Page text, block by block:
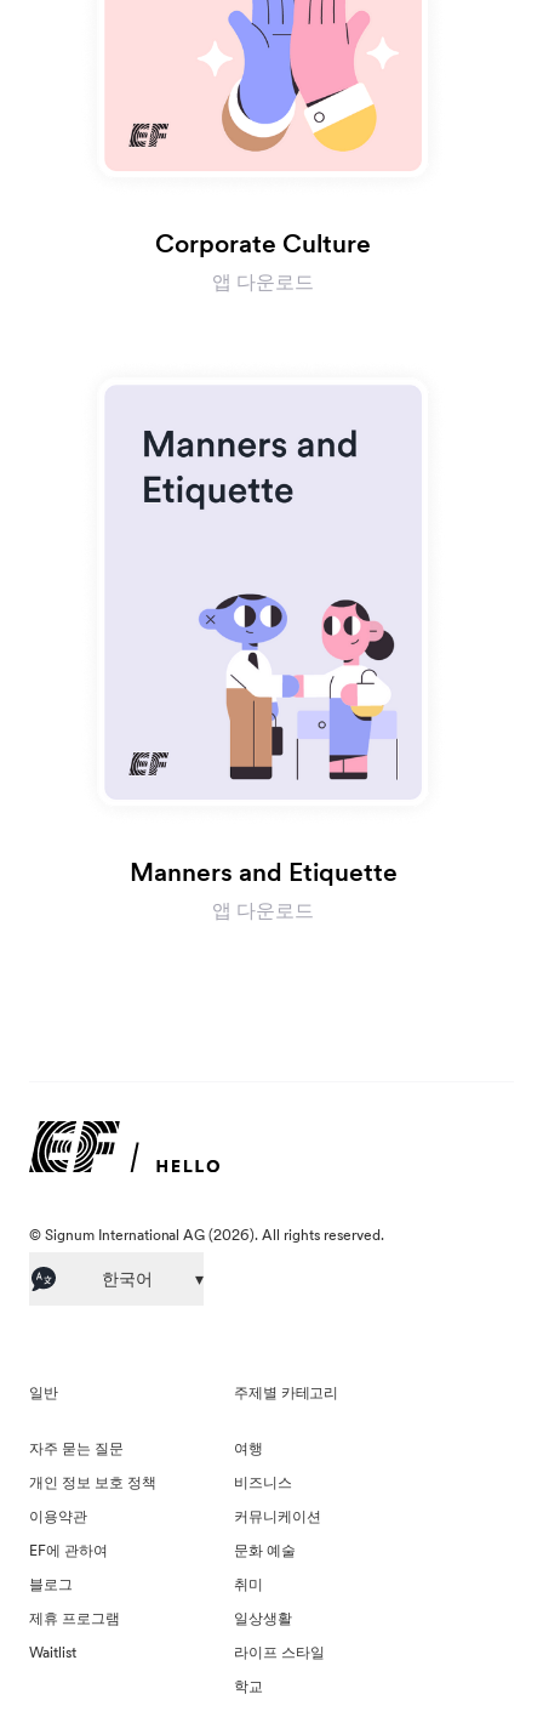
Corporate Culture
앱 다운로드
Manners and Etiquette
앱 다운로드
© Signum International AG (2026). All rights reserved.
한국어 ▾
일반
자주 묻는 질문
개인 정보 보호 정책
이용약관
EF에 관하여
블로그
제휴 프로그램
Waitlist
주제별 카테고리
여행
비즈니스
커뮤니케이션
문화 예술
취미
일상생활
라이프 스타일
학교